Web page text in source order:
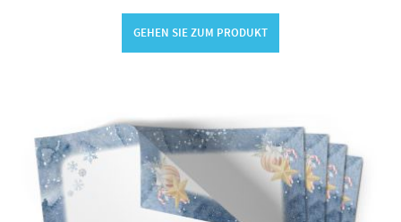
GEHEN SIE ZUM PRODUKT